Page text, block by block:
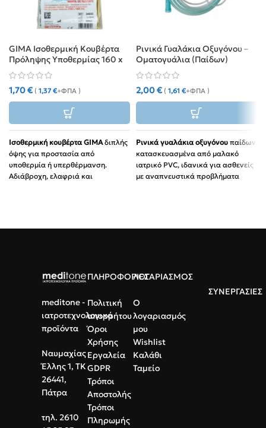
GIMA Ισοθερμική Κουβέρτα
Πρόληψης Υποθερμίας 160 x
210 cm
1,70€ ( 1,37€+ΦΠΑ )
Ισοθερμική κουβέρτα GIMAδιπλής
όψης για προστασία από
υποθερμία ή υπερθέρμανση.
Αδιάβροχη, ελαφριά και
Διαστάσεις:160x210 cm για
Ρινικά Γυαλάκια Οξυγόνου –
Οματογυάλια (Παίδων)
2,00€ ( 1,61 €+ΦΠΑ )
Ρινικά γυαλάκια οξυγόνου παίδων
κατασκευασμένα από μαλακό
ιατρικό PVC, ιδανικά για ασθενείς
με αναπνευστικά προβλήματα
Υψηλή συμβατότητα:Για χρήση
Latex, μιας χρήσης.
meditone -
ιατροτεχνολογικά
προϊόντα
Ναυμαχίας
Έλλης 1, ΤΚ
26441,
Πάτρα
τηλ. 2610
ΠΛΗΡΟΦΟΡΙΕΣ
Πολιτική
απορρήτου
Όροι
Χρήσης
Εργαλεία
GDPR
Τρόποι
Αποστολής
Τρόποι
Πληρωμής
ΛΟΓΑΡΙΑΣΜΟΣ
Ο
λογαριασμός
μου
Wishlist
Καλάθι
Ταμείο
ΣΥΝΕΡΓΑΣΙΕΣ